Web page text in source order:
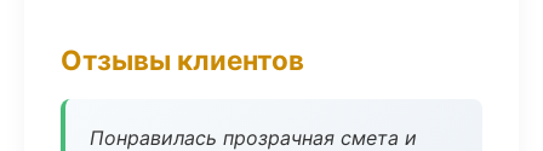
Отзывы клиентов
Понравилась прозрачная смета и